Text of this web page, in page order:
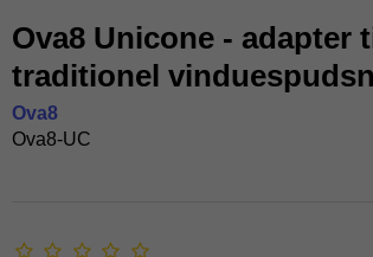
Ova8 Unicone - adapter
traditionel
Ova8
Ova8-UC